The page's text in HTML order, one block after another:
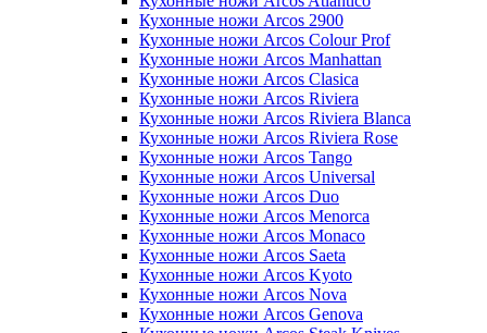
Кухонные ножи Arcos 2900
Кухонные ножи Arcos Colour Prof
Кухонные ножи Arcos Manhattan
Кухонные ножи Arcos Clasica
Кухонные ножи Arcos Riviera
Кухонные ножи Arcos Riviera Blanca
Кухонные ножи Arcos Riviera Rose
Кухонные ножи Arcos Tango
Кухонные ножи Arcos Universal
Кухонные ножи Arcos Duo
Кухонные ножи Arcos Menorca
Кухонные ножи Arcos Monaco
Кухонные ножи Arcos Saeta
Кухонные ножи Arcos Kyoto
Кухонные ножи Arcos Nova
Кухонные ножи Arcos Genova